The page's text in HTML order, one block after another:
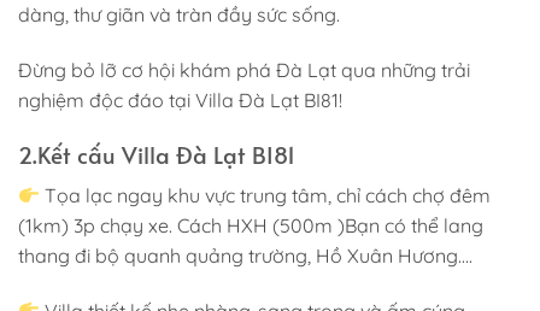
dàng, thư giãn và tràn đầy sức sống.
Đừng bỏ lỡ cơ hội khám phá Đà Lạt qua những trải
nghiệm độc đáo tại Villa Đà Lạt BI81!
2.Kết cấu Villa Đà Lạt BI81
Tọa lạc ngay khu vực trung tâm, chỉ cách chợ đêm
(1km) 3p chạy xe. Cách HXH (500m )Bạn có thể lang
thang đi bộ quanh quảng trường, Hồ Xuân Hương….